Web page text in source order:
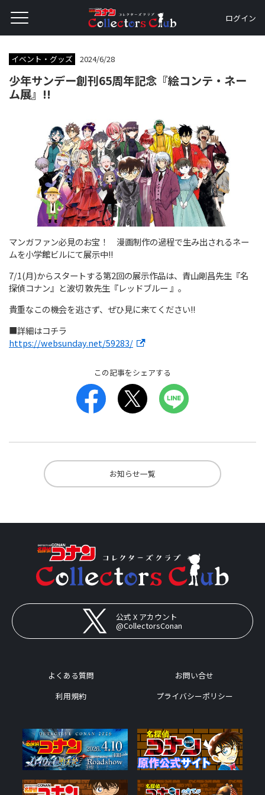
ログイン
イベント・グッズ 2024/6/28
少年サンデー創刊65周年記念『絵コンテ・ネー
ム展』!!
マンガファン必見のお宝！ 漫画制作の過程で生み出されるネー
ムを小学館ビルにて展示中!!
7/1(月)からスタートする第2回の展示作品は、青山剛昌先生『名
探偵コナン』と波切 敦先生『レッドブルー 』。
貴重なこの機会を逃さず、ぜひ見に来てください!!
■詳細はコチラ
https://websunday.net/59283/
この記事をシェアする
お知らせ一覧
公式 X アカウント
@CollectorsConan
よくある質問
お問い合せ
利用規約
プライバシーポリシー